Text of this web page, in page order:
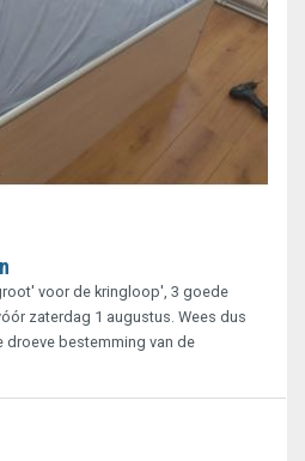
voor de kringloop', 3 goede
zaterdag 1 augustus. Wees dus
droeve bestemming van de